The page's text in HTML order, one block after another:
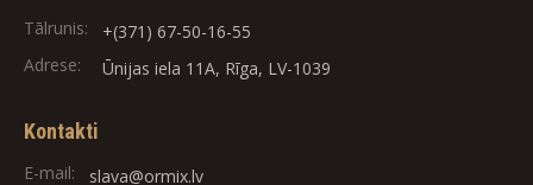
Tālrunis:
+(371) 67-50-16-55
Adrese:
Ūnijas iela 11A, Rīga, LV-1039
Kontakti
E-mail: slava@ormix.lv